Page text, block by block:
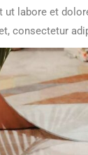
labore et
consectetur